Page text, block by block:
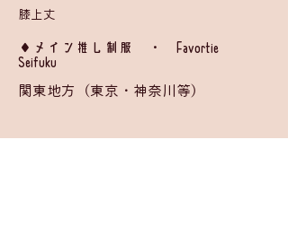
膝上丈
​◆メイン推し制服 ・ Favortie
Seifuku
関東地方（東京・神奈川等）